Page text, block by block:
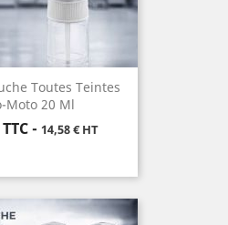
Toutes Teintes
Moto 20 Ml
TTC- 14,58 € HT